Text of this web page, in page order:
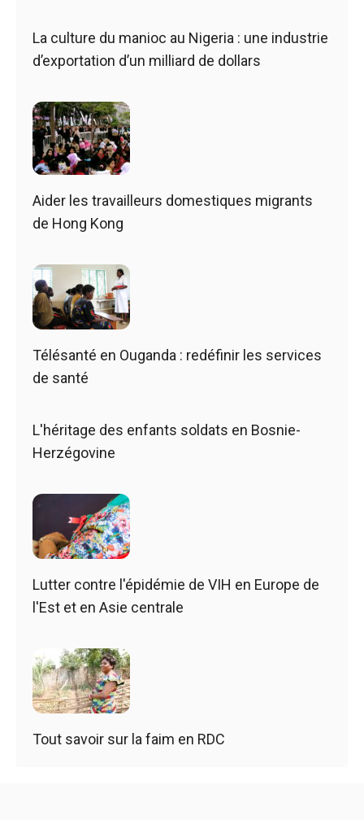
La culture du manioc au Nigeria : une industrie
d’exportation d’un milliard de dollars
Aider les travailleurs domestiques migrants
de Hong Kong
Télésanté en Ouganda : redéfinir les services
de santé
L'héritage des enfants soldats en Bosnie-
Herzégovine
Lutter contre l'épidémie de VIH en Europe de
l'Est et en Asie centrale
Tout savoir sur la faim en RDC